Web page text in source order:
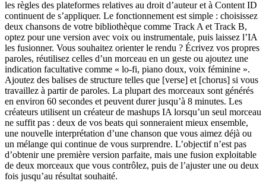
les règles des plateformes relatives au droit d’auteur et à Content ID
continuent de s’appliquer. Le fonctionnement est simple : choisissez
deux chansons de votre bibliothèque comme Track A et Track B,
optez pour une version avec voix ou instrumentale, puis laissez l’IA
les fusionner. Vous souhaitez orienter le rendu ? Écrivez vos propres
paroles, réutilisez celles d’un morceau en un geste ou ajoutez une
indication facultative comme « lo-fi, piano doux, voix féminine ».
Ajoutez des balises de structure telles que [verse] et [chorus] si vous
travaillez à partir de paroles. La plupart des morceaux sont générés
en environ 60 secondes et peuvent durer jusqu’à 8 minutes. Les
créateurs utilisent un créateur de mashups IA lorsqu’un seul morceau
ne suffit pas : deux de vos beats qui sonneraient mieux ensemble,
une nouvelle interprétation d’une chanson que vous aimez déjà ou
un mélange qui continue de vous surprendre. L’objectif n’est pas
d’obtenir une première version parfaite, mais une fusion exploitable
de deux morceaux que vous contrôlez, puis de l’ajuster une ou deux
fois jusqu’au résultat souhaité.